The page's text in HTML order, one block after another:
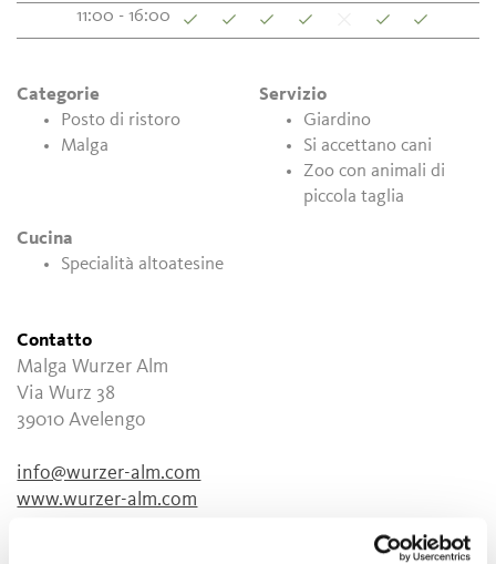
11:00 - 16:00
Categorie
Posto di ristoro
Malga
Servizio
Giardino
Si accettano cani
Zoo con animali di
piccola taglia
Cucina
Specialità altoatesine
Contatto
Malga Wurzer Alm
Via Wurz 38
39010 Avelengo
info@wurzer-alm.com
www.wurzer-alm.com